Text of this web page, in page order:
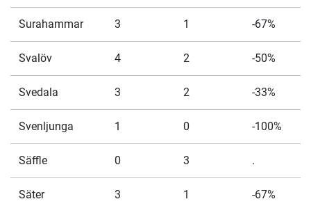
Surahammar 3 1 -67%
Svalöv 4 2 -50%
Svedala 3 2 -33%
Svenljunga 1 0 -100%
Säffle 0 3 .
Säter 3 1 -67%